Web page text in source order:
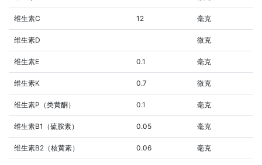
维生素C 12 毫克
维生素D 微克
维生素E 0.1 毫克
维生素K 0.7 微克
维生素P（类黄酮） 0.1 毫克
维生素B1（硫胺素） 0.05 毫克
维生素B2（核黄素） 0.06 毫克